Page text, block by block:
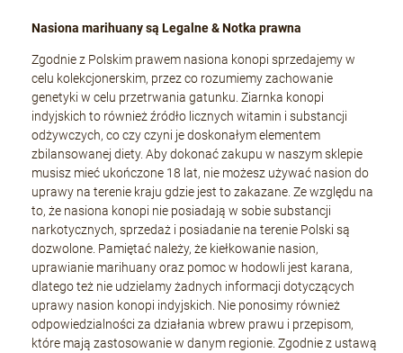
Nasiona marihuany są Legalne & Notka prawna
Zgodnie z Polskim prawem nasiona konopi sprzedajemy w
celu kolekcjonerskim, przez co rozumiemy zachowanie
genetyki w celu przetrwania gatunku. Ziarnka konopi
indyjskich to również źródło licznych witamin i substancji
odżywczych, co czy czyni je doskonałym elementem
zbilansowanej diety. Aby dokonać zakupu w naszym sklepie
musisz mieć ukończone 18 lat, nie możesz używać nasion do
uprawy na terenie kraju gdzie jest to zakazane. Ze względu na
to, że nasiona konopi nie posiadają w sobie substancji
narkotycznych, sprzedaż i posiadanie na terenie Polski są
dozwolone. Pamiętać należy, że kiełkowanie nasion,
uprawianie marihuany oraz pomoc w hodowli jest karana,
dlatego też nie udzielamy żadnych informacji dotyczących
uprawy nasion konopi indyjskich. Nie ponosimy również
odpowiedzialności za działania wbrew prawu i przepisom,
które mają zastosowanie w danym regionie. Zgodnie z ustawą